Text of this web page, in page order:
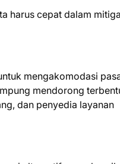
harus cepat dalam
mengakomodasi
mendorong
dan penyedia layanan